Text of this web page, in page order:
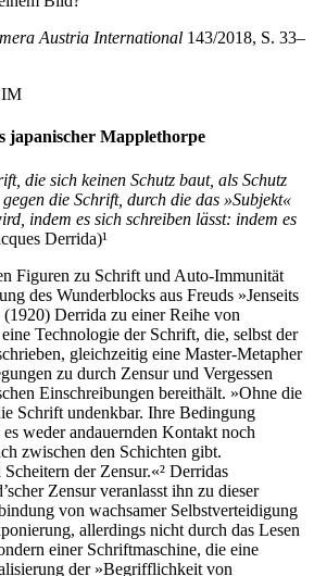
Austria International 143/2018, S. 33–
japanischer Mapplethorpe
die sich keinen Schutz baut, als Schutz
die Schrift, durch die das »Subjekt«
indem es sich schreiben lässt: indem es
Derrida)¹
Figuren zu Schrift und Auto-Immunität
des Wunderblocks aus Freuds »Jenseits
Derrida zu einer Reihe von
Technologie der Schrift, die, selbst der
gleichzeitig eine Master-Metapher
zu durch Zensur und Vergessen
Einschreibungen bereithält. »Ohne die
Schrift undenkbar. Ihre Bedingung
weder andauernden Kontakt noch
zwischen den Schichten gibt.
der Zensur.«² Derridas
Zensur veranlasst ihn zu dieser
von wachsamer Selbstverteidigung
allerdings nicht durch das Lesen
einer Schriftmaschine, die eine
der »Begrifflichkeit von